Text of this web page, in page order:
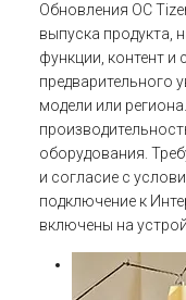
Обновления ОС
выпуска продукта,
функции, контент и
предварительного
модели или
оборудования.
и согласие с
подключение к
включены на